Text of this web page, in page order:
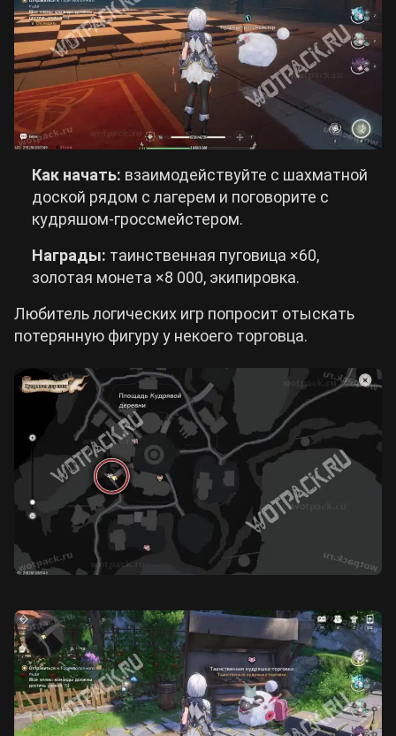
Как начать: взаимодействуйте с шахматной
доской рядом с лагерем и поговорите с
кудряшом-гроссмейстером.
Награды: таинственная пуговица ×60,
золотая монета ×8 000, экипировка.
Любитель логических игр попросит отыскать
потерянную фигуру у некоего торговца.